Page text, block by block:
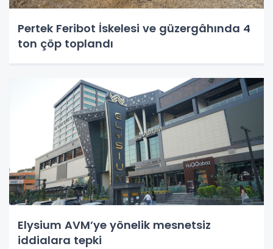
Pertek Feribot İskelesi ve güzergâhında 4
ton çöp toplandı
Elysium AVM’ye yönelik mesnetsiz
iddialara tepki